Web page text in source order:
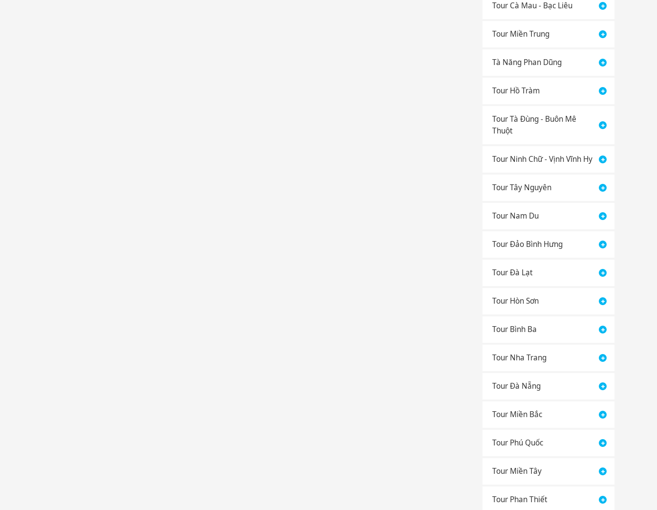
Tour Cà Mau - Bạc Liêu
Tour Miền Trung
Tà Năng Phan Dũng
Tour Hồ Tràm
Tour Tà Đùng - Buôn Mê
Thuột
Tour Ninh Chữ - Vịnh Vĩnh Hy
Tour Tây Nguyên
Tour Nam Du
Tour Đảo Bình Hưng
Tour Đà Lạt
Tour Hòn Sơn
Tour Bình Ba
Tour Nha Trang
Tour Đà Nẵng
Tour Miền Bắc
Tour Phú Quốc
Tour Miền Tây
Tour Phan Thiết